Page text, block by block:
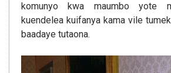
komunyo kwa maumbo yote
kuendelea kuifanya kama vile
baadaye tutaona.